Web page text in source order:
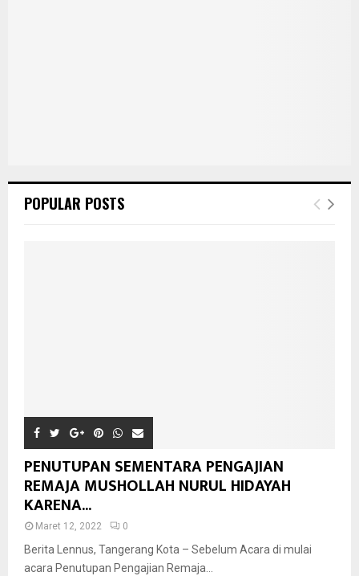
POPULAR POSTS
PENUTUPAN SEMENTARA PENGAJIAN
REMAJA MUSHOLLAH NURUL HIDAYAH
KARENA...
Maret 12, 2022 0
Berita Lennus, Tangerang Kota – Sebelum Acara di mulai
acara Penutupan Pengajian Remaja...